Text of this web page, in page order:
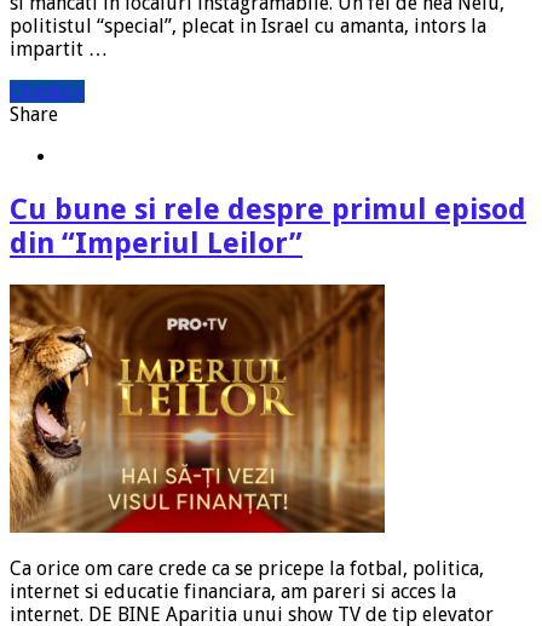
politistul “special”, plecat in Israel cu amanta, intors la
impartit …
Citeste »
Share
Cu bune si rele despre primul episod
din “Imperiul Leilor”
Ca orice om care crede ca se pricepe la fotbal, politica,
internet si educatie financiara, am pareri si acces la
internet. DE BINE Aparitia unui show TV de tip elevator